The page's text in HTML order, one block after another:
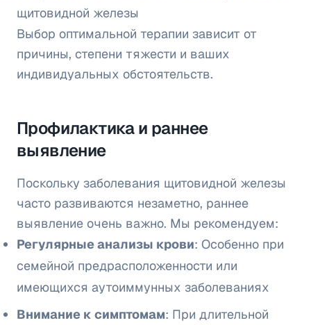
щитовидной железы
Выбор оптимальной терапии зависит от
причины, степени тяжести и ваших
индивидуальных обстоятельств.
Профилактика и раннее
выявление
Поскольку заболевания щитовидной железы
часто развиваются незаметно, раннее
выявление очень важно. Мы рекомендуем:
Регулярные анализы крови: Особенно при
семейной предрасположенности или
имеющихся аутоиммунных заболеваниях
Внимание к симптомам: При длительной